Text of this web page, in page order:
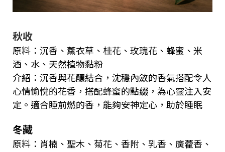
秋收
原料：沉香、薰衣草、桂花、玫瑰花、蜂蜜、米
酒、水、天然植物黏粉
介紹：沉香與花釀結合，沈穩內斂的香氣搭配令人
心情愉悅的花香，搭配蜂蜜的點綴，為心靈注入安
定。適合睡前燃的香，能夠安神定心，助於睡眠
冬藏
原料：肖楠、聖木、菊花、香附、乳香、廣藿香、